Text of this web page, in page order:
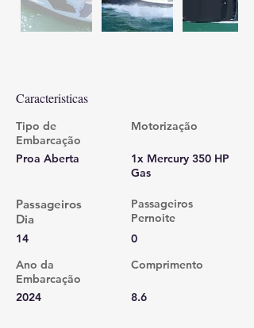
Caracteristicas
Tipo de
Embarcação
Proa Aberta
Passageiros
Dia
14
Ano da
Embarcação
2024
Motorização
1x Mercury 350 HP
Gas
Passageiros
Pernoite
0
Comprimento
8.6